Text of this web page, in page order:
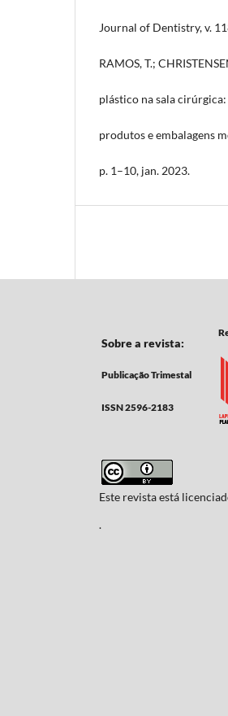
Journal of Dentistry, v.
RAMOS, T.;
plástico na sala
produtos e embalagens
p. 1–10, jan. 2023.
Sobre a revista:
Publicação Trimestal
ISSN 2596-2183
Este revista está
.